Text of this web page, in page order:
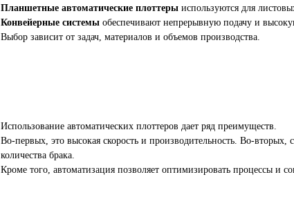
Планшетные автоматические плоттеры используются для
Конвейерные системы обеспечивают непрерывную подачу и
Выбор зависит от задач, материалов и объемов производства.
Использование автоматических плоттеров дает ряд преимуществ.
Во-первых, это высокая скорость и производительность. Во-вторых,
количества брака.
Кроме того, автоматизация позволяет оптимизировать процессы и